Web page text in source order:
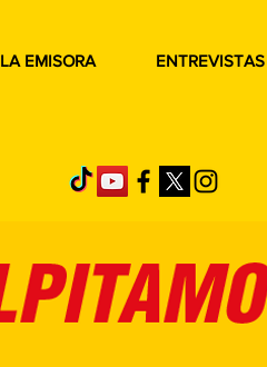
LA EMISORA ENTREVISTAS